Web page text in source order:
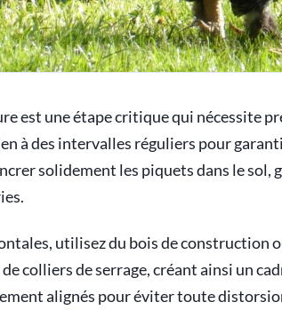
est une étape critique qui nécessite
à des intervalles réguliers pour
solidement les piquets dans le sol,
utilisez du bois de construction
colliers de serrage, créant ainsi un
alignés pour éviter toute